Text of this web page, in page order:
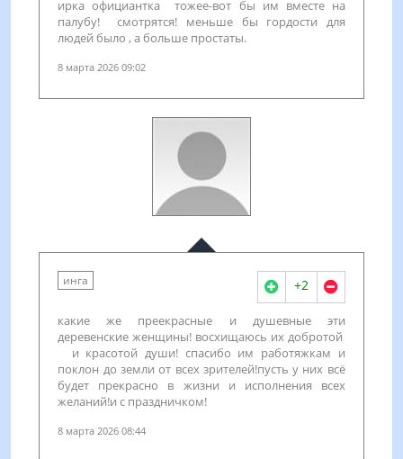
ирка официантка тожее-вот бы им вместе на
палубу! смотрятся! меньше бы гордости для
людей было , а больше простаты.
8 марта 2026 09:02
инга +2
какие же преекрасные и душевные эти
деревенские женщины! восхищаюсь их добротой
и красотой души! спасибо им работяжкам и
поклон до земли от всех зрителей!пусть у них всё
будет прекрасно в жизни и исполнения всех
желаний!и с праздничком!
8 марта 2026 08:44